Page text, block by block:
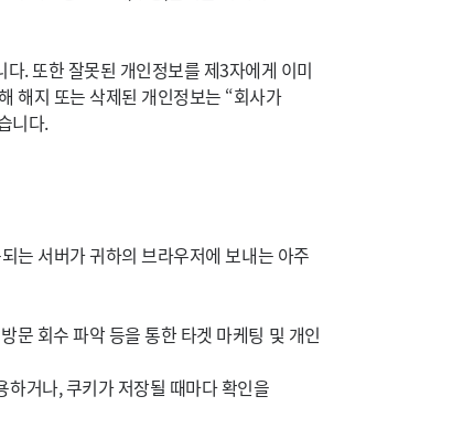
. 또한 잘못된 개인정보를 제3자에게 이미
해지 또는 삭제된 개인정보는 “회사가
니다.
는 서버가 귀하의 브라우저에 보내는 아주
문 회수 파악 등을 통한 타겟 마케팅 및 개인
거나, 쿠키가 저장될 때마다 확인을